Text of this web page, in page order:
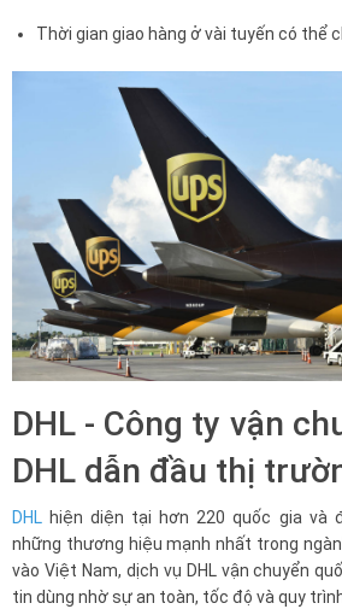
Thời gian giao hàng ở vài tuyến có thể
DHL - Công ty vận
DHL dẫn đầu thị
DHL hiện diện tại hơn 220 quốc gia và
những thương hiệu mạnh nhất trong
vào Việt Nam, dịch vụ DHL vận chuyển
tin dùng nhờ sự an toàn, tốc độ và quy